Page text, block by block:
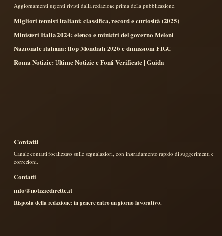
Aggiornamenti urgenti rivisti dalla redazione prima della pubblicazione.
Migliori tennisti italiani: classifica, record e curiosità (2025)
Ministeri Italia 2024: elenco e ministri del governo Meloni
Nazionale italiana: flop Mondiali 2026 e dimissioni FIGC
Roma Notizie: Ultime Notizie e Fonti Verificate | Guida
Contatti
Canale contatti focalizzato sulle segnalazioni, con instradamento rapido di suggerimenti e
correzioni.
Contatti
info@notiziedirette.it
Risposta della redazione: in genere entro un giorno lavorativo.